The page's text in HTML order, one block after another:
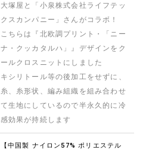
大塚屋と「小泉株式会社ライフテッ
クスカンパニー」さんがコラボ！
こちらは『北欧調プリント・「ニー
ナ・クッカタルハ」』デザインをク
ールクロスニットにしました
キシリトール等の後加工をせずに、
糸、糸形状、編み組織を組み合わせ
て生地にしているので半永久的に冷
感効果が持続します
【中国製 ナイロン57% ポリエステル